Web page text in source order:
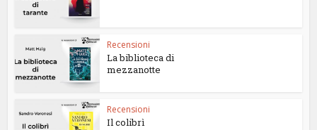
Recensioni
La biblioteca di
mezzanotte
Recensioni
Il colibrì